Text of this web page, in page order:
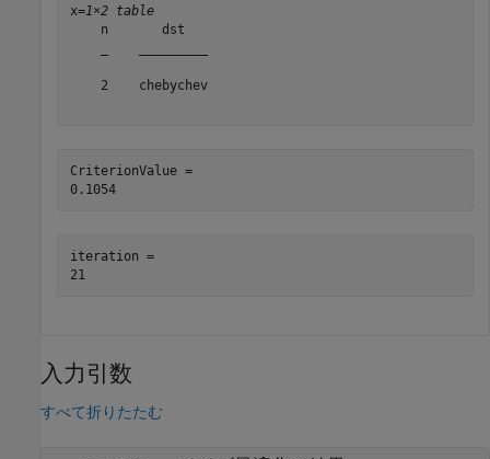
x=1×2 table
    n       dst
    2    chebychev
CriterionValue =
0.1054
iteration =
入力引数
すべて折りたたむ